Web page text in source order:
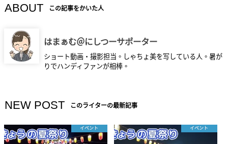
ABOUT この記事をかいた人
はまぁむ＠にしつーサポーター
ショート動画・撮影担当。しゃちょ美を写している人。暑が
りでハンディファンが相棒。
NEW POST このライターの最新記事
イベント イベント